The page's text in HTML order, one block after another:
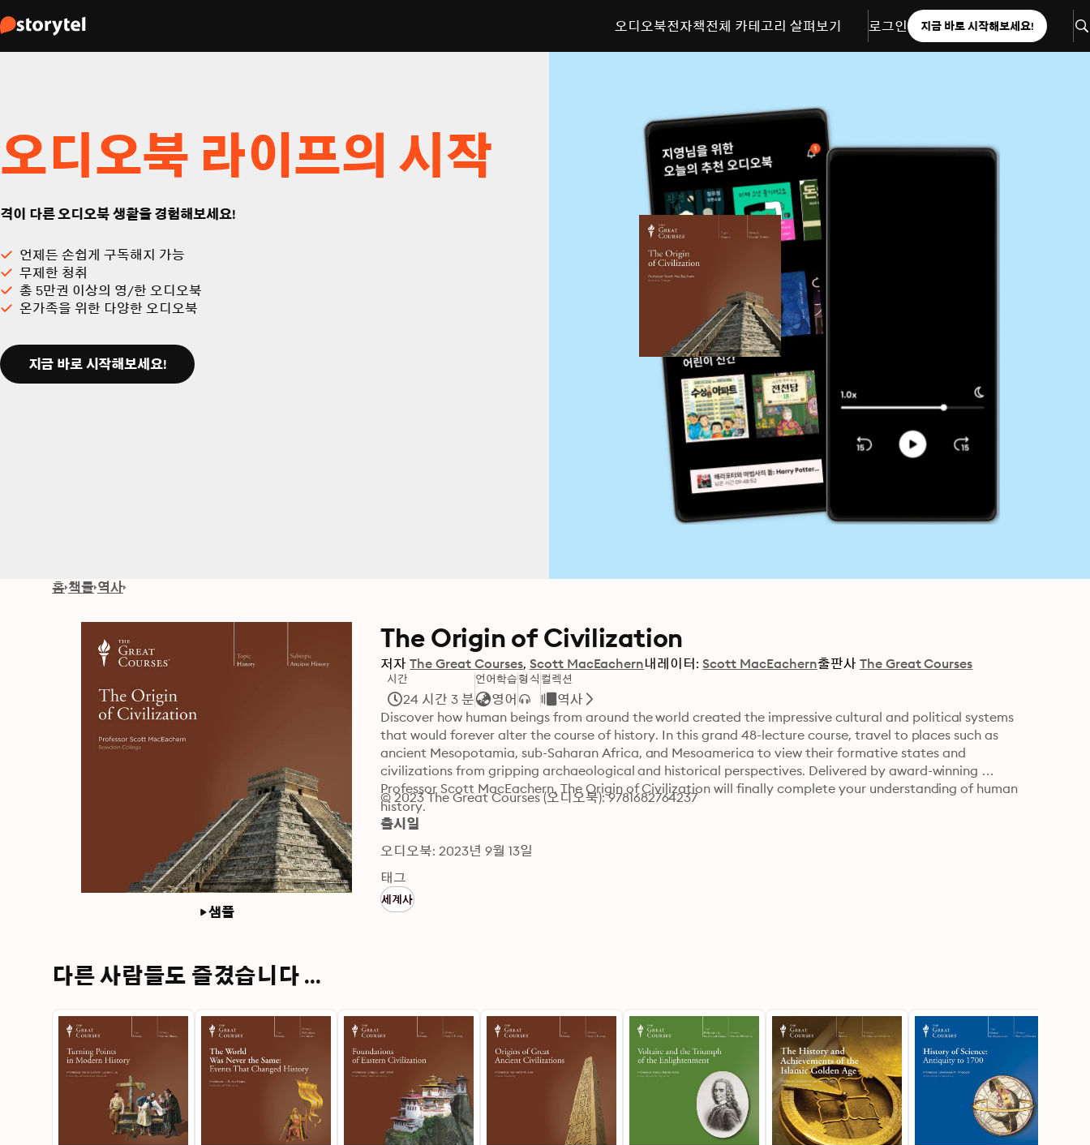
오디오북전자책전체 카테고리 살펴보기 로그인 지금 바로 시작해보세요!
오디오북 라이프의 시작
격이 다른 오디오북 생활을 경험해보세요!
언제든 손쉽게 구독해지 가능
무제한 청취
총 5만권 이상의 영/한 오디오북
온가족을 위한 다양한 오디오북
지금 바로 시작해보세요!
홈 책들 역사
샘플
The Origin of Civilization
저자 The Great Courses Scott MacEachern내레이터: Scott MacEachern출판사 The Great Courses
시간
24 시간 3 분
언어학습
영어
형식 컬렉션
역사
Discover how human beings from around the world created the impressive cultural and political systems
that would forever alter the course of history. In this grand 48-lecture course, travel to places such as
ancient Mesopotamia, sub-Saharan Africa, and Mesoamerica to view their formative states and
civilizations from gripping archaeological and historical perspectives. Delivered by award-winning
Professor Scott MacEachern, The Origin of Civilization will finally complete your understanding of human
history.
© 2023 The Great Courses (오디오북): 9781682764237
출시일
오디오북: 2023년 9월 13일
태그
세계사
다른 사람들도 즐겼습니다 ...